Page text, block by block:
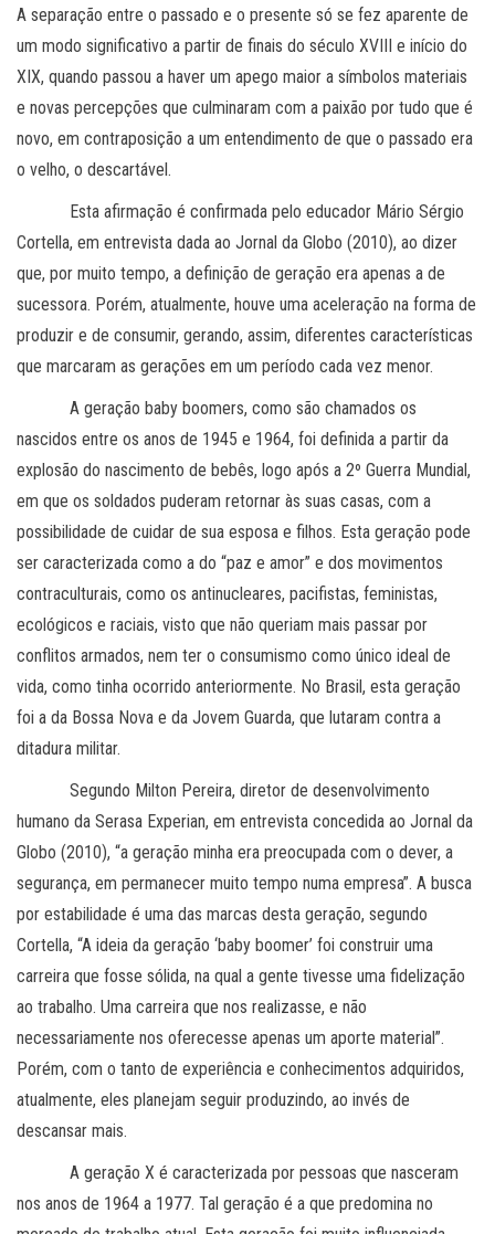
A separação entre o passado e o presente só se fez aparente de
um modo significativo a partir de finais do século XVIII e início do
XIX, quando passou a haver um apego maior a símbolos materiais
e novas percepções que culminaram com a paixão por tudo que é
novo, em contraposição a um entendimento de que o passado era
o velho, o descartável.
Esta afirmação é confirmada pelo educador Mário Sérgio
Cortella, em entrevista dada ao Jornal da Globo (2010), ao dizer
que, por muito tempo, a definição de geração era apenas a de
sucessora. Porém, atualmente, houve uma aceleração na forma de
produzir e de consumir, gerando, assim, diferentes características
que marcaram as gerações em um período cada vez menor.
A geração baby boomers, como são chamados os
nascidos entre os anos de 1945 e 1964, foi definida a partir da
explosão do nascimento de bebês, logo após a 2º Guerra Mundial,
em que os soldados puderam retornar às suas casas, com a
possibilidade de cuidar de sua esposa e filhos. Esta geração pode
ser caracterizada como a do “paz e amor” e dos movimentos
contraculturais, como os antinucleares, pacifistas, feministas,
ecológicos e raciais, visto que não queriam mais passar por
conflitos armados, nem ter o consumismo como único ideal de
vida, como tinha ocorrido anteriormente. No Brasil, esta geração
foi a da Bossa Nova e da Jovem Guarda, que lutaram contra a
ditadura militar.
Segundo Milton Pereira, diretor de desenvolvimento
humano da Serasa Experian, em entrevista concedida ao Jornal da
Globo (2010), “a geração minha era preocupada com o dever, a
segurança, em permanecer muito tempo numa empresa”. A busca
por estabilidade é uma das marcas desta geração, segundo
Cortella, “A ideia da geração ‘baby boomer’ foi construir uma
carreira que fosse sólida, na qual a gente tivesse uma fidelização
ao trabalho. Uma carreira que nos realizasse, e não
necessariamente nos oferecesse apenas um aporte material”.
Porém, com o tanto de experiência e conhecimentos adquiridos,
atualmente, eles planejam seguir produzindo, ao invés de
descansar mais.
A geração X é caracterizada por pessoas que nasceram
nos anos de 1964 a 1977. Tal geração é a que predomina no